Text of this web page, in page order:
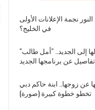
نجمة الإعلانات الأولى
في الخليج؟
إلى الجديد.. "أمل طالب"
عن زوجها.. ابنة حاكم دبي
تخطو خطوة كبيرة (صورة)